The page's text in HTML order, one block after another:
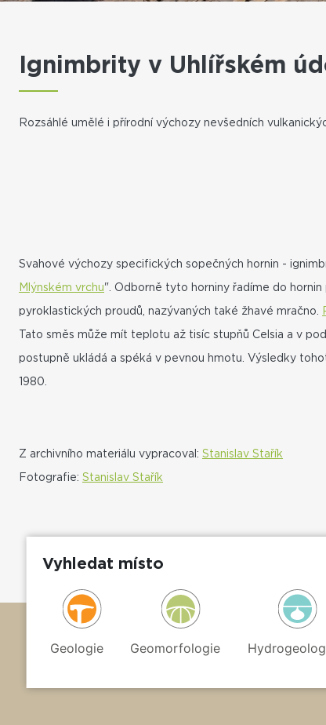
Ignimbrity v Uhlířském
Rozsáhlé umělé i přírodní výchozy nevšedních
Svahové výchozy specifických sopečných hornin -
Mlýnském vrchu". Odborně tyto horniny řadíme do
pyroklastických proudů, nazývaných také žhavé mračno.
Tato směs může mít teplotu až tisíc stupňů Celsia a v
postupně ukládá a spéká v pevnou hmotu. Výsledky
1980.
Z archivního materiálu vypracoval: Stanislav Stařík
Fotografie: Stanislav Stařík
Vyhledat místo
Geologie Geomorfologie